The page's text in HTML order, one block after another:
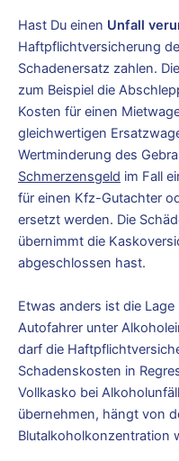
Hast Du einen Unfall
Haftpflichtversicherung
Schadenersatz zahlen.
zum Beispiel die
Kosten für einen
gleichwertigen
Wertminderung des
Schmerzensgeld im Fall
für einen Kfz-Gutachter
ersetzt werden. Die
übernimmt die
abgeschlossen hast.
Etwas anders ist die Lage
Autofahrer unter
darf die
Schadenskosten in
Vollkasko bei
übernehmen, hängt von
Blutalkoholkonzentration